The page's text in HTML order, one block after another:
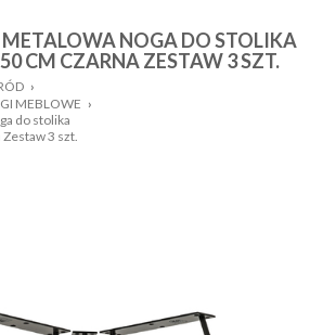
NOGA DO STOLIKA
CM CZARNA ZESTAW 3 SZT.
›
MEBLOWE ›
do stolika
3 szt.